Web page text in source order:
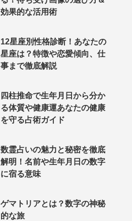
効果的な活用術
12星座別性格診断！あなたの
星座は？特徴や恋愛傾向、仕
事まで徹底解説
四柱推命で生年月日から分か
る体質や健康運あなたの健康
を守る占術ガイド
数霊占いの魅力と秘密を徹底
解明！名前や生年月日の数字
に宿る意味
ゲマトリアとは？数字の神秘
的な旅